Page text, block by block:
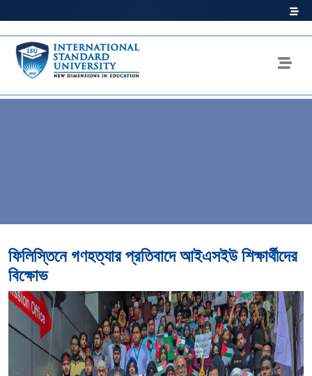
ফিলিস্তিনে গণহত্যার প্রতিবাদে আইএসইউ শিক্ষার্থীদের
বিক্ষোভ